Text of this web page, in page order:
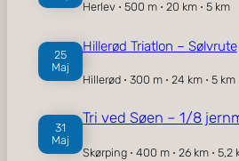
Herlev ⋅ 500 m ⋅ 20 km ⋅ 5 km
25
Maj
Hillerød Triatlon – Sølvrute
Hillerød ⋅ 300 m ⋅ 24 km ⋅ 5 km
31
Maj
Tri ved Søen – 1/8
Skørping ⋅ 400 m ⋅ 26 km ⋅ 5,2